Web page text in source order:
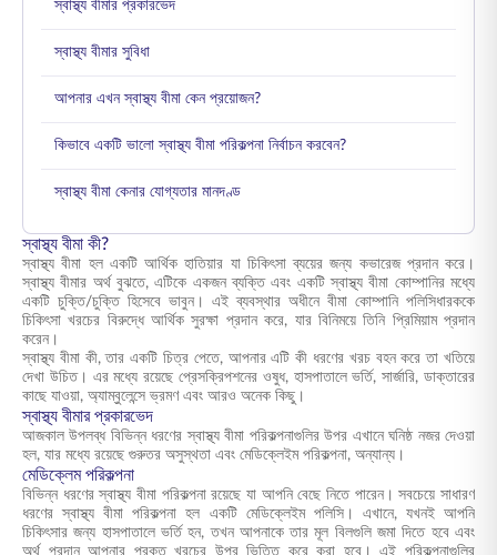
স্বাস্থ্য বীমার প্রকারভেদ
স্বাস্থ্য বীমার সুবিধা
আপনার এখন স্বাস্থ্য বীমা কেন প্রয়োজন?
কিভাবে একটি ভালো স্বাস্থ্য বীমা পরিকল্পনা নির্বাচন করবেন?
স্বাস্থ্য বীমা কেনার যোগ্যতার মানদণ্ড
স্বাস্থ্য বীমা কী?
স্বাস্থ্য বীমা হল একটি আর্থিক হাতিয়ার যা চিকিৎসা ব্যয়ের জন্য কভারেজ প্রদান করে।
স্বাস্থ্য বীমার অর্থ বুঝতে, এটিকে একজন ব্যক্তি এবং একটি স্বাস্থ্য বীমা কোম্পানির মধ্যে
একটি চুক্তি/চুক্তি হিসেবে ভাবুন। এই ব্যবস্থার অধীনে বীমা কোম্পানি পলিসিধারককে
চিকিৎসা খরচের বিরুদ্ধে আর্থিক সুরক্ষা প্রদান করে, যার বিনিময়ে তিনি প্রিমিয়াম প্রদান
করেন।
স্বাস্থ্য বীমা কী, তার একটি চিত্র পেতে, আপনার এটি কী ধরণের খরচ বহন করে তা খতিয়ে
দেখা উচিত। এর মধ্যে রয়েছে প্রেসক্রিপশনের ওষুধ, হাসপাতালে ভর্তি, সার্জারি, ডাক্তারের
কাছে যাওয়া, অ্যাম্বুলেন্সে ভ্রমণ এবং আরও অনেক কিছু।
স্বাস্থ্য বীমার প্রকারভেদ
আজকাল উপলব্ধ বিভিন্ন ধরণের স্বাস্থ্য বীমা পরিকল্পনাগুলির উপর এখানে ঘনিষ্ঠ নজর দেওয়া
হল, যার মধ্যে রয়েছে গুরুতর অসুস্থতা এবং মেডিক্লেইম পরিকল্পনা, অন্যান্য।
মেডিক্লেম পরিকল্পনা
বিভিন্ন ধরণের স্বাস্থ্য বীমা পরিকল্পনা রয়েছে যা আপনি বেছে নিতে পারেন। সবচেয়ে সাধারণ
ধরণের স্বাস্থ্য বীমা পরিকল্পনা হল একটি মেডিক্লেইম পলিসি। এখানে, যখনই আপনি
চিকিৎসার জন্য হাসপাতালে ভর্তি হন, তখন আপনাকে তার মূল বিলগুলি জমা দিতে হবে এবং
অর্থ প্রদান আপনার প্রকৃত খরচের উপর ভিত্তি করে করা হবে। এই পরিকল্পনাগুলির